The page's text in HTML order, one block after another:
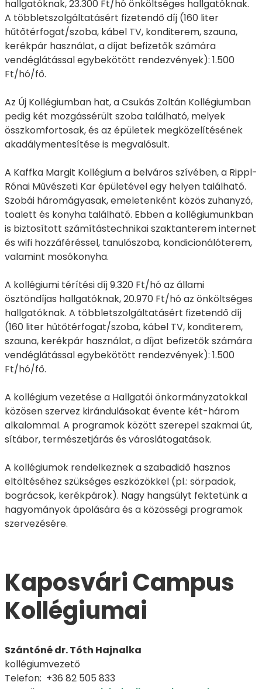
hallgatóknak, 23.300 Ft/hó önköltséges hallgatóknak.
A többletszolgáltatásért fizetendő díj (160 liter
hűtőtérfogat/szoba, kábel TV, konditerem, szauna,
kerékpár használat, a díjat befizetők számára
vendéglátással egybekötött rendezvények): 1.500
Ft/hó/fő.
Az Új Kollégiumban hat, a Csukás Zoltán Kollégiumban
pedig két mozgássérült szoba található, melyek
összkomfortosak, és az épületek megközelítésének
akadálymentesítése is megvalósult.
A Kaffka Margit Kollégium a belváros szívében, a Rippl-
Rónai Művészeti Kar épületével egy helyen található.
Szobái háromágyasak, emeletenként közös zuhanyzó,
toalett és konyha található. Ebben a kollégiumunkban
is biztosított számítástechnikai szaktanterem internet
és wifi hozzáféréssel, tanulószoba, kondicionálóterem,
valamint mosókonyha.
A kollégiumi térítési díj 9.320 Ft/hó az állami
ösztöndíjas hallgatóknak, 20.970 Ft/hó az önköltséges
hallgatóknak. A többletszolgáltatásért fizetendő díj
(160 liter hűtőtérfogat/szoba, kábel TV, konditerem,
szauna, kerékpár használat, a díjat befizetők számára
vendéglátással egybekötött rendezvények): 1.500
Ft/hó/fő.
A kollégium vezetése a Hallgatói önkormányzatokkal
közösen szervez kirándulásokat évente két-három
alkalommal. A programok között szerepel szakmai út,
sítábor, természetjárás és városlátogatások.
A kollégiumok rendelkeznek a szabadidő hasznos
eltöltéséhez szükséges eszközökkel (pl.: sörpadok,
bográcsok, kerékpárok). Nagy hangsúlyt fektetünk a
hagyományok ápolására és a közösségi programok
szervezésére.
Kaposvári Campus
Kollégiumai
Szántóné dr. Tóth Hajnalka
kollégiumvezető
Telefon: +36 82 505 833